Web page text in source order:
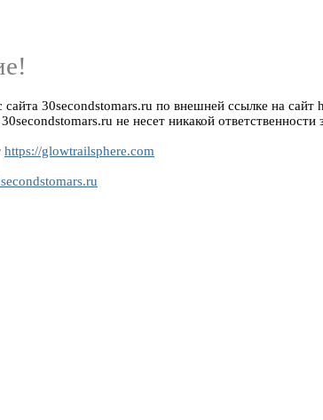
сайта 30secondstomars.ru по внешней ссылке на сайт
не несет никакой ответственности
https://glowtrailsphere.com